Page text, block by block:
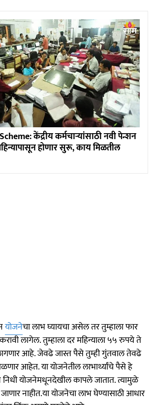
केंद्रीय कर्मचाऱ्यांसाठी नवी पेन्शन
होणार सुरू, काय मिळतील
योजनेचा लाभ घ्यायचा असेल तर तुम्हाला फार
लागेल. तुम्हाला दर महिन्याला ५५ रुपये ते
आहे. जेवढे जास्त पैसे तुम्ही गुंतवाल तेवढे
आहेत. या योजनेतील लाभार्थ्यांचे पैसे हे
निधी योजनेमधूनदेखील कापले जातात. त्यामुळे
नाहीत.या योजनेचा लाभ घेण्यासाठी आधार